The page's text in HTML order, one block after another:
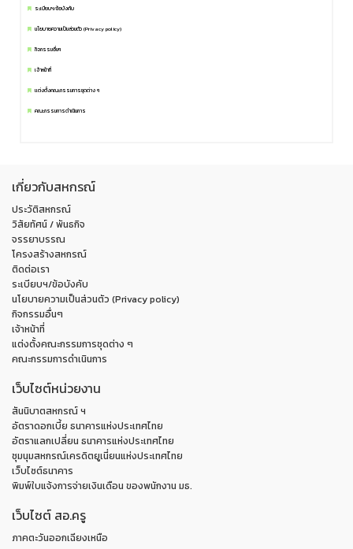
ระเบียบฯ/ข้อบังคับ
นโยบายความเป็นส่วนตัว (Privacy policy)
กิจกรรมอื่นๆ
เจ้าหน้าที่
แต่งตั้งคณะกรรมการชุดต่าง ๆ
คณะกรรมการดำเนินการ
เกี่ยวกับสหกรณ์
ประวัติสหกรณ์
วิสัยทัศน์ / พันธกิจ
จรรยาบรรณ
โครงสร้างสหกรณ์
ติดต่อเรา
ระเบียบฯ/ข้อบังคับ
นโยบายความเป็นส่วนตัว (Privacy policy)
กิจกรรมอื่นๆ
เจ้าหน้าที่
แต่งตั้งคณะกรรมการชุดต่าง ๆ
คณะกรรมการดำเนินการ
เว็บไซต์หน่วยงาน
สันนิบาตสหกรณ์ ฯ
อัตราดอกเบี้ย ธนาคารแห่งประเทศไทย
อัตราแลกเปลี่ยน ธนาคารแห่งประเทศไทย
ชุมนุมสหกรณ์เครดิตยูเนี่ยนแห่งประเทศไทย
เว็บไซต์ธนาคาร
พิมพ์ใบแจ้งการจ่ายเงินเดือน ของพนักงาน มธ.
เว็บไซต์ สอ.ครู
ภาคตะวันออกเฉียงเหนือ